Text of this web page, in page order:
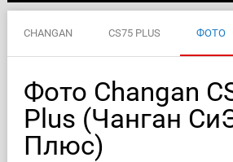
CHANGAN CS75 PLUS ФОТО
ХАРАКТЕРИСТИКИ
Фото Changan
Plus (Чанган
Плюс)